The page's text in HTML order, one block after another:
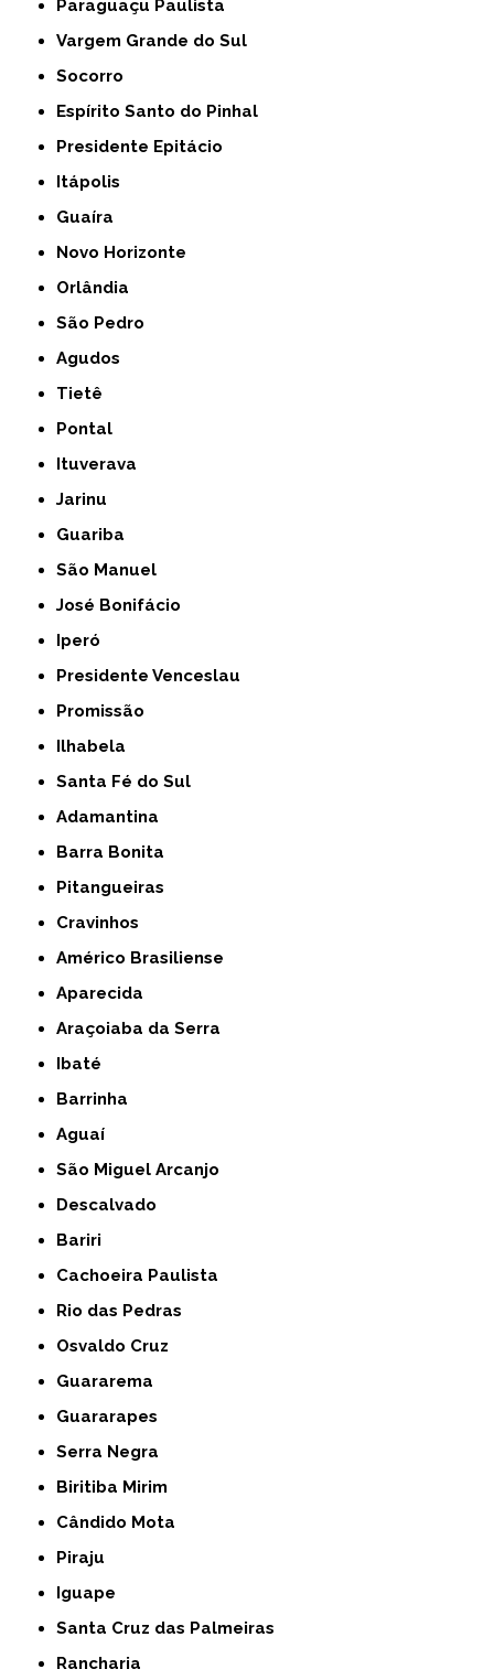
Paraguaçu Paulista
Vargem Grande do Sul
Socorro
Espírito Santo do Pinhal
Presidente Epitácio
Itápolis
Guaíra
Novo Horizonte
Orlândia
São Pedro
Agudos
Tietê
Pontal
Ituverava
Jarinu
Guariba
São Manuel
José Bonifácio
Iperó
Presidente Venceslau
Promissão
Ilhabela
Santa Fé do Sul
Adamantina
Barra Bonita
Pitangueiras
Cravinhos
Américo Brasiliense
Aparecida
Araçoiaba da Serra
Ibaté
Barrinha
Aguaí
São Miguel Arcanjo
Descalvado
Bariri
Cachoeira Paulista
Rio das Pedras
Osvaldo Cruz
Guararema
Guararapes
Serra Negra
Biritiba Mirim
Cândido Mota
Piraju
Iguape
Santa Cruz das Palmeiras
Rancharia